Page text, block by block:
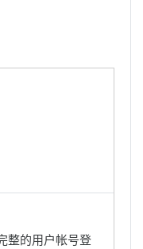
整的用户帐号登